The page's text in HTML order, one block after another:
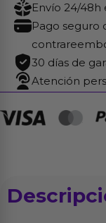
Envío 24/48h
Pago seguro
30 días de
Atención